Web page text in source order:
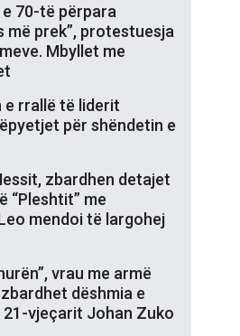
70-të përpara
më prek”, protestuesja
Mbyllet me
e rrallë të liderit
për shëndetin e
zbardhen detajet
“Pleshtit” me
mendoi të largohej
vrau me armë
dëshmia e
vjeçarit Johan Zuko